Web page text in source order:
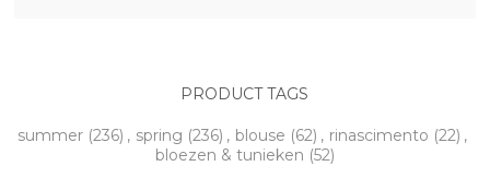
PRODUCT TAGS
summer (236) , spring (236) , blouse (62) , rinascimento (22) ,
bloezen & tunieken (52)